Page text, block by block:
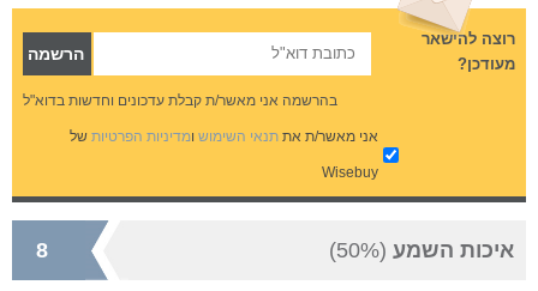
רוצה להישאר
מעודכן?
בהרשמה אני מאשר/ת קבלת עדכונים וחדשות בדוא"ל
אני מאשר/ת אתתנאי השימוש ומדיניות הפרטיות של
Wisebuy
איכות השמע (50%)
8